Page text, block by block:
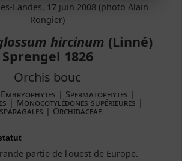
Landes, 17 juin 2008 (photo Alain
Rongier)
hircinum (Linné)
Sprengel 1826
Orchis bouc
| Spermatophytes |
| Monocotylédones supérieures |
| Orchidaceae
partie de l'ouest de Europe.